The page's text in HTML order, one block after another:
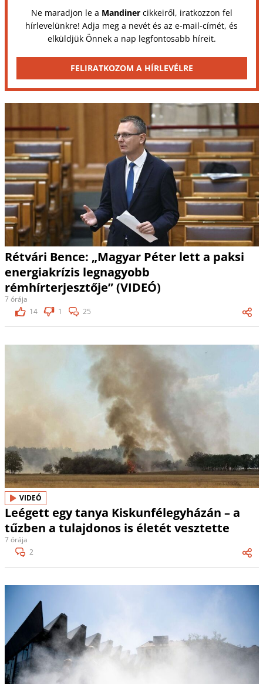
Ne maradjon le a Mandinercikkeiről, iratkozzon fel
hírlevelünkre! Adja meg a nevét és az e-mail-címét, és
elküldjük Önnek a nap legfontosabb híreit.
FELIRATKOZOM A HÍRLEVÉLRE
Rétvári Bence: „Magyar Péter lett a paksi
energiakrízis legnagyobb
rémhírterjesztője” (VIDEÓ)
7 órája
14
1 25
VIDEÓ
Leégett egy tanya Kiskunfélegyházán – a
tűzben a tulajdonos is életét vesztette
7 órája
2